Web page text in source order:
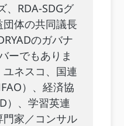
、RDA-SDGグ
体の共同議長
のガバナ
ーでもありま
ネスコ、国連
）、経済協
）、学習英連
家／コンサル